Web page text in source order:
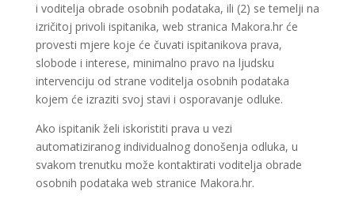
i voditelja obrade osobnih podataka, ili (2) se temelji na
izričitoj privoli ispitanika, web stranica Makora.hr će
provesti mjere koje će čuvati ispitanikova prava,
slobode i interese, minimalno pravo na ljudsku
intervenciju od strane voditelja osobnih podataka
kojem će izraziti svoj stavi i osporavanje odluke.
Ako ispitanik želi iskoristiti prava u vezi
automatiziranog individualnog donošenja odluka, u
svakom trenutku može kontaktirati voditelja obrade
osobnih podataka web stranice Makora.hr.